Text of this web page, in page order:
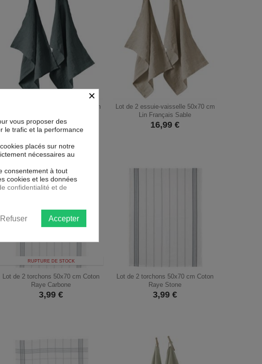
Lot de 2 essuie-vaisselle 50x70 cm
16,99€
Lot de 2 essuie-vaisselle 50x70 cm
Lin Français Sable
16,99 €
RUPTURE DE STOCK
Lot de 2 torchons 50x70 cm Coton
Raye Carbone
3,99 €
Lot de 2 torchons 50x70 cm Coton
Raye Stone
3,99 €
×
vous proposer des
le trafic et la performance
placés sur notre
nécessaires au
consentement à tout
cookies et les données
confidentialité et de
Accepter
Refuser